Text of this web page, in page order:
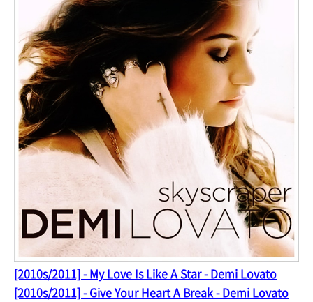
[2010s/2011] - My Love Is Like A Star - Demi Lovato
[2010s/2011] - Give Your Heart A Break - Demi Lovato